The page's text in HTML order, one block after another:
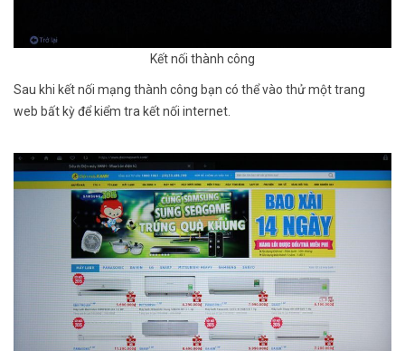
Kết nối thành công
Sau khi kết nối mạng thành công bạn có thể vào thử một trang
web bất kỳ để kiểm tra kết nối internet.